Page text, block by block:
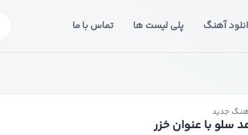
آهنگ پلی لیست ها تماس با ما
جدید
سلو با عنوان خزر